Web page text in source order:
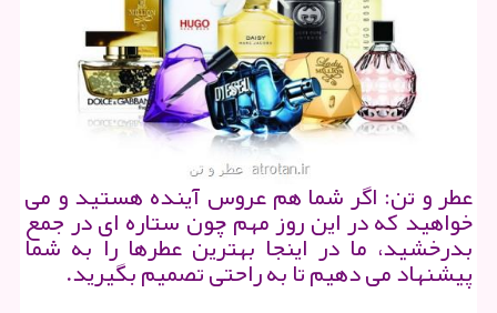
عطر و تن: اگر شما هم عروس آینده هستید و می
خواهید كه در این روز مهم چون ستاره ای در جمع
بدرخشید، ما در اینجا بهترین عطرها را به شما
پیشنهاد می دهیم تا به راحتی تصمیم بگیرید.